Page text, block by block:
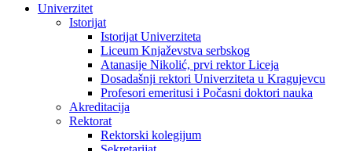
Univerzitet
Istorijat
Istorijat Univerziteta
Liceum Knjaževstva serbskog
Atanasije Nikolić, prvi rektor Liceja
Dosadašnji rektori Univerziteta u Kragujevcu
Profesori emeritusi i Počasni doktori nauka
Akreditacija
Rektorat
Rektorski kolegijum